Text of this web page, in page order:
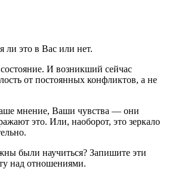
ли это в Вас или нет.
И возникший сейчас
от постоянных конфликтов, а не
мнение, Ваши чувства — они
это. Или, наоборот, это зеркало
были научиться? Запишите эти
над отношениями.